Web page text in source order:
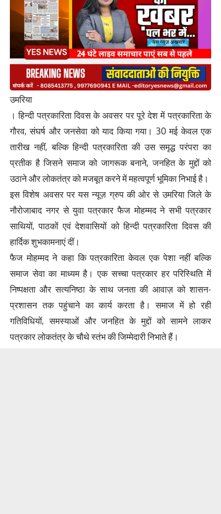
उमरिया
। हिन्दी पत्रकारिता दिवस के अवसर पर पूरे देश में पत्रकारिता के
गौरव, संघर्ष और जनसेवा को याद किया गया। 30 मई केवल एक
तारीख नहीं, बल्कि हिन्दी पत्रकारिता की उस समृद्ध परंपरा का
प्रतीक है जिसने समाज को जागरूक बनाने, जनहित के मुद्दों को
उठाने और लोकतंत्र को मजबूत करने में महत्वपूर्ण भूमिका निभाई है।
इस विशेष अवसर पर यस न्यूज़ ग्रुप की ओर से उमरिया जिले के
नौरोजाबाद नगर से युवा पत्रकार फैज मोहम्मद ने सभी पत्रकार
साथियों, पाठकों एवं देशवासियों को हिन्दी पत्रकारिता दिवस की
हार्दिक शुभकामनाएं दीं।
फैज मोहम्मद ने कहा कि पत्रकारिता केवल एक पेशा नहीं बल्कि
समाज सेवा का माध्यम है। एक सच्चा पत्रकार हर परिस्थिति में
निष्पक्षता और सत्यनिष्ठा के साथ जनता की आवाज़ को शासन-
प्रशासन तक पहुंचाने का कार्य करता है। समाज में हो रही
गतिविधियों, समस्याओं और जनहित के मुद्दों को सामने लाकर
पत्रकार लोकतंत्र के चौथे स्तंभ की जिम्मेदारी निभाते हैं।